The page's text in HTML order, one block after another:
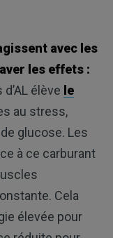
avec les
les effets :
élève le
au stress,
glucose. Les
à ce carburant
Cela
élevée pour